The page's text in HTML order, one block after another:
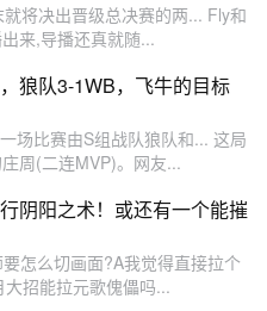
将决出晋级总决赛的两... Fly和
来,导播还真就随...
狼队3-1WB，飞牛的目标
场比赛由S组战队狼队和... 这局
周(二连MVP)。网友...
阴阳之术！或还有一个能摧
怎么切画面?A我觉得直接拉个
招能拉元歌傀儡吗...